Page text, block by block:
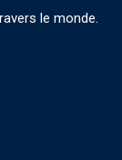
le monde.